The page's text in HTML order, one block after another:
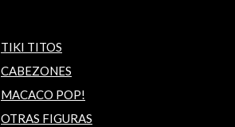
TIKI TITOS
CABEZONES
MACACO POP!
OTRAS FIGURAS